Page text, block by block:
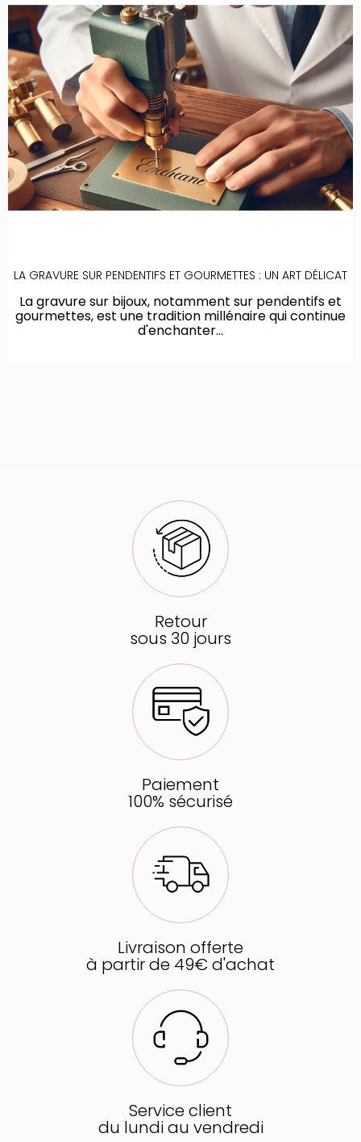
LA GRAVURE SUR PENDENTIFS ET GOURMETTES : UN ART DÉLICAT
La gravure sur bijoux, notamment sur pendentifs et
gourmettes, est une tradition millénaire qui continue
d'enchanter...
Retour
sous 30 jours
Paiement
100% sécurisé
Livraison offerte
à partir de 49€ d'achat
Service client
du lundi au vendredi